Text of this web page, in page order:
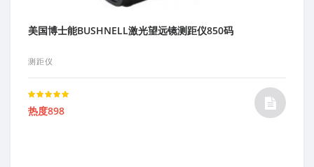
美国博士能BUSHNELL激光望远镜测距仪850码
测距仪
Rated
5.00out of 5
热度898